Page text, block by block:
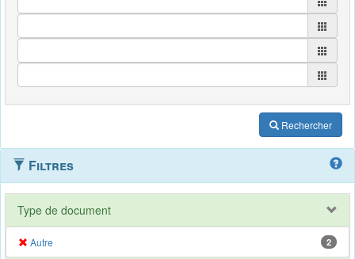
Rechercher
Filtres
Type de document
Autre 2